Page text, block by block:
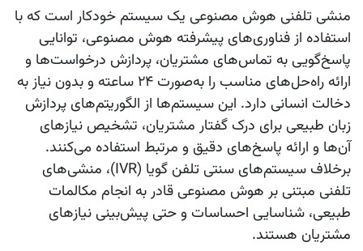
منشی تلفنی هوش مصنوعی یک سیستم خودکار است که با
استفاده از فناوری‌های پیشرفته هوش مصنوعی، توانایی
پاسخ‌گویی به تماس‌های مشتریان، پردازش درخواست‌ها و
ارائه راه‌حل‌های مناسب را به‌صورت 24 ساعته و بدون نیاز به
دخالت انسانی دارد. این سیستم‌ها از الگوریتم‌های پردازش
زبان طبیعی برای درک گفتار مشتریان، تشخیص نیازهای
آن‌ها و ارائه پاسخ‌های دقیق و مرتبط استفاده می‌کنند.
برخلاف سیستم‌های سنتی تلفن گویا (IVR)، منشی‌های
تلفنی مبتنی بر هوش مصنوعی قادر به انجام مکالمات
طبیعی، شناسایی احساسات و حتی پیش‌بینی نیازهای
مشتریان هستند.